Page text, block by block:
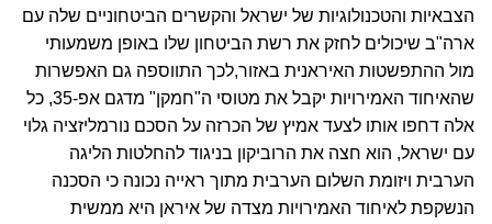
הצבאיות והטכנולוגיות של ישראל והקשרים הביטחוניים שלה עם
ארה"ב שיכולים לחזק את רשת הביטחון שלו באופן משמעותי
מול ההתפשטות האיראנית באזור,לכך התווספה גם האפשרות
שהאיחוד האמירויות יקבל את מטוסי ה"חמקן" מדגם אפ-35, כל
אלה דחפו אותו לצעד אמיץ של הכרזה על הסכם נורמליזציה גלוי
עם ישראל, הוא חצה את הרוביקון בניגוד להחלטות הליגה
הערבית ויזומת השלום הערבית מתוך ראייה נכונה כי הסכנה
הנשקפת לאיחוד האמירויות מצדה של איראן היא ממשית